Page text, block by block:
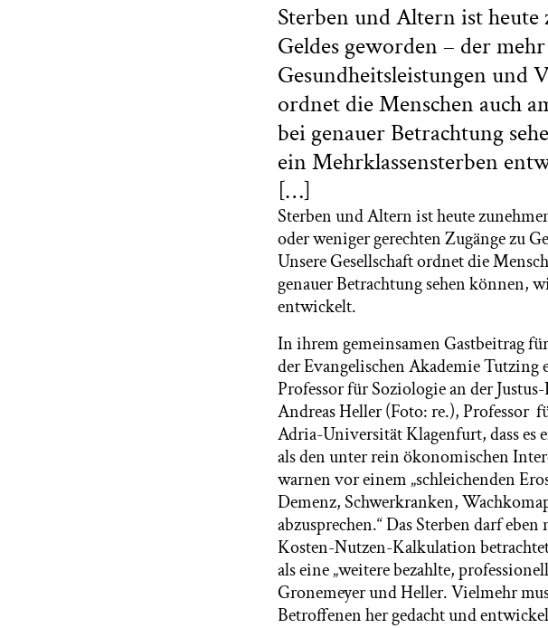
Sterben und Altern ist heute
Geldes geworden – der
Gesundheitsleistungen und
ordnet die Menschen auch
bei genauer Betrachtung
ein Mehrklassensterben
[…]
Sterben und Altern ist heute
oder weniger gerechten Zugänge zu
Unsere Gesellschaft ordnet die
genauer Betrachtung sehen können,
entwickelt.
In ihrem gemeinsamen Gastbeitrag
der Evangelischen Akademie
Professor für Soziologie an der
Andreas Heller (Foto: re.), Professor
Adria-Universität Klagenfurt, dass es
als den unter rein ökonomischen
warnen vor einem „schleichenden
Demenz, Schwerkranken,
abzusprechen.“ Das Sterben darf
Kosten-Nutzen-Kalkulation
als eine „weitere bezahlte,
Gronemeyer und Heller. Vielmehr
Betroffenen her gedacht und